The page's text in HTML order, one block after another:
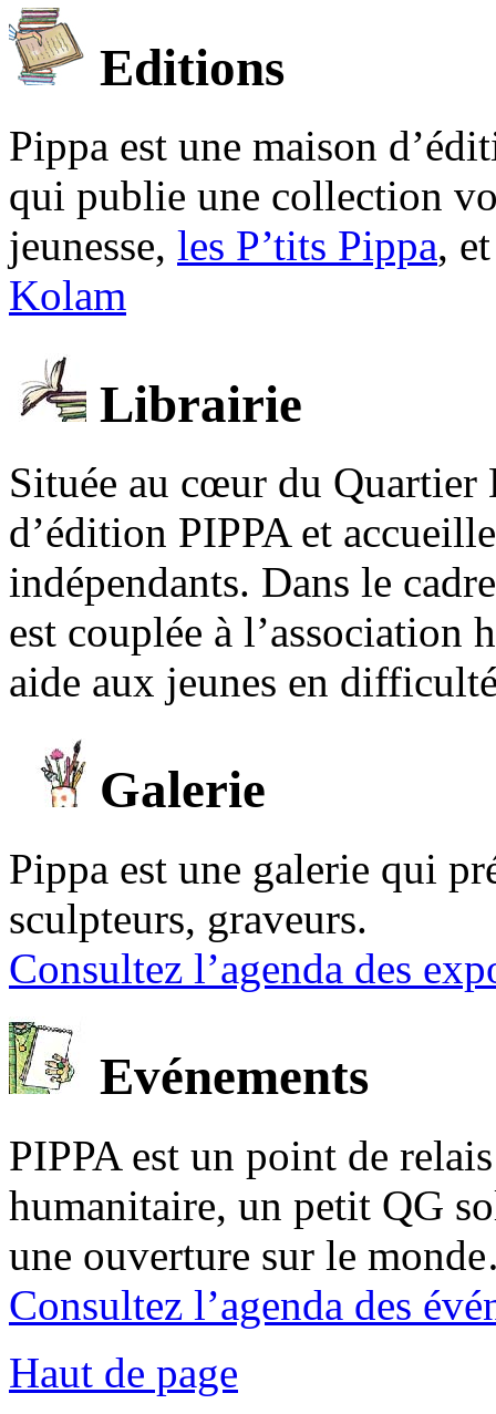
Editions
Pippa est une maison
qui publie une collection
jeunesse, les P’tits Pippa,
Kolam
Librairie
Située au cœur du Quartier
d’édition PIPPA et
indépendants. Dans le
est couplée à l’association
aide aux jeunes en
Galerie
Pippa est une galerie qui
sculpteurs, graveurs.
Consultez l’agenda des
Evénements
PIPPA est un point de
humanitaire, un petit QG
une ouverture sur le
Consultez l’agenda des
Haut de page